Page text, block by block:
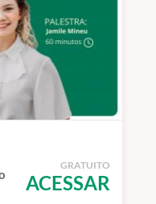
GRATUITO
ACESSAR